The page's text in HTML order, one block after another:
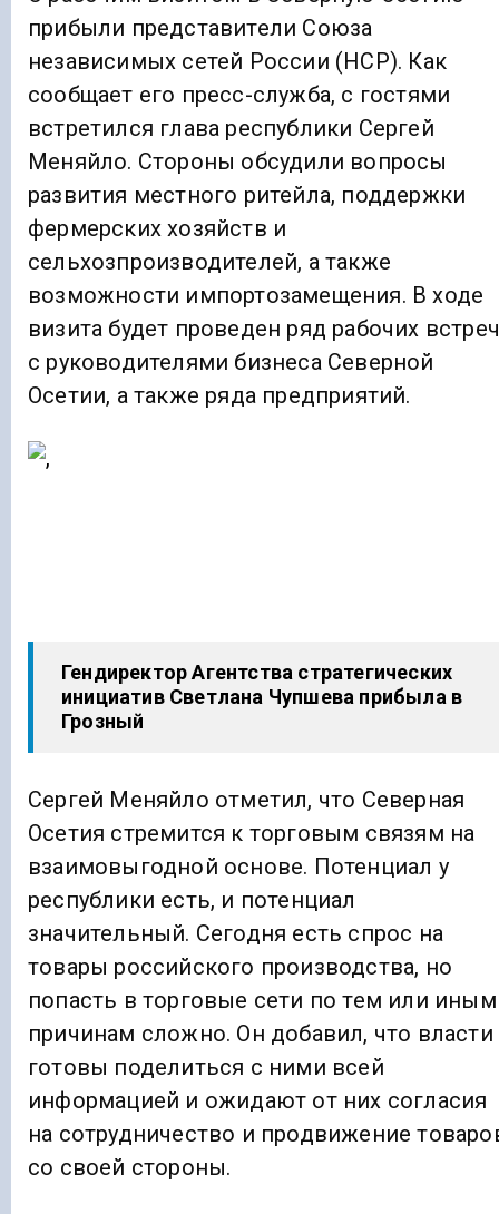
прибыли представители Союза
независимых сетей России (НСР). Как
сообщает его пресс-служба, с гостями
встретился глава республики Сергей
Меняйло. Стороны обсудили вопросы
развития местного ритейла, поддержки
фермерских хозяйств и
сельхозпроизводителей, а также
возможности импортозамещения. В ходе
визита будет проведен ряд рабочих встреч
с руководителями бизнеса Северной
Осетии, а также ряда предприятий.
Гендиректор Агентства стратегических
инициатив Светлана Чупшева прибыла в
Грозный
Сергей Меняйло отметил, что Северная
Осетия стремится к торговым связям на
взаимовыгодной основе. Потенциал у
республики есть, и потенциал
значительный. Сегодня есть спрос на
товары российского производства, но
попасть в торговые сети по тем или иным
причинам сложно. Он добавил, что власти
готовы поделиться с ними всей
информацией и ожидают от них согласия
на сотрудничество и продвижение
со своей стороны.